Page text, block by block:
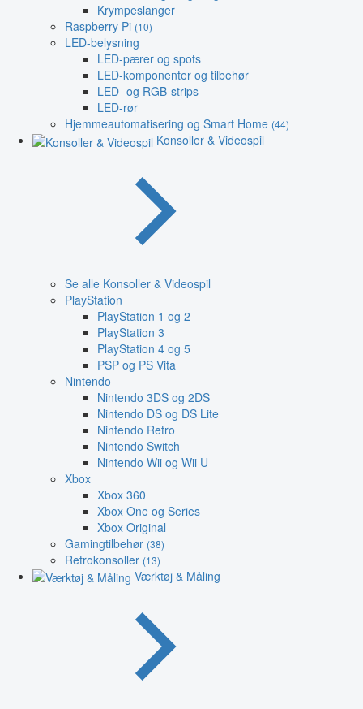
Krympeslanger
Raspberry Pi (10)
LED-belysning
LED-pærer og spots
LED-komponenter og tilbehør
LED- og RGB-strips
LED-rør
Hjemmeautomatisering og Smart Home (44)
Konsoller & Videospil
Se alle Konsoller & Videospil
PlayStation
PlayStation 1 og 2
PlayStation 3
PlayStation 4 og 5
PSP og PS Vita
Nintendo
Nintendo 3DS og 2DS
Nintendo DS og DS Lite
Nintendo Retro
Nintendo Switch
Nintendo Wii og Wii U
Xbox
Xbox 360
Xbox One og Series
Xbox Original
Gamingtilbehør (38)
Retrokonsoller (13)
Værktøj & Måling